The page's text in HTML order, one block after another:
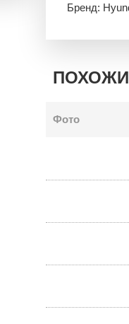
Бренд:
Фото